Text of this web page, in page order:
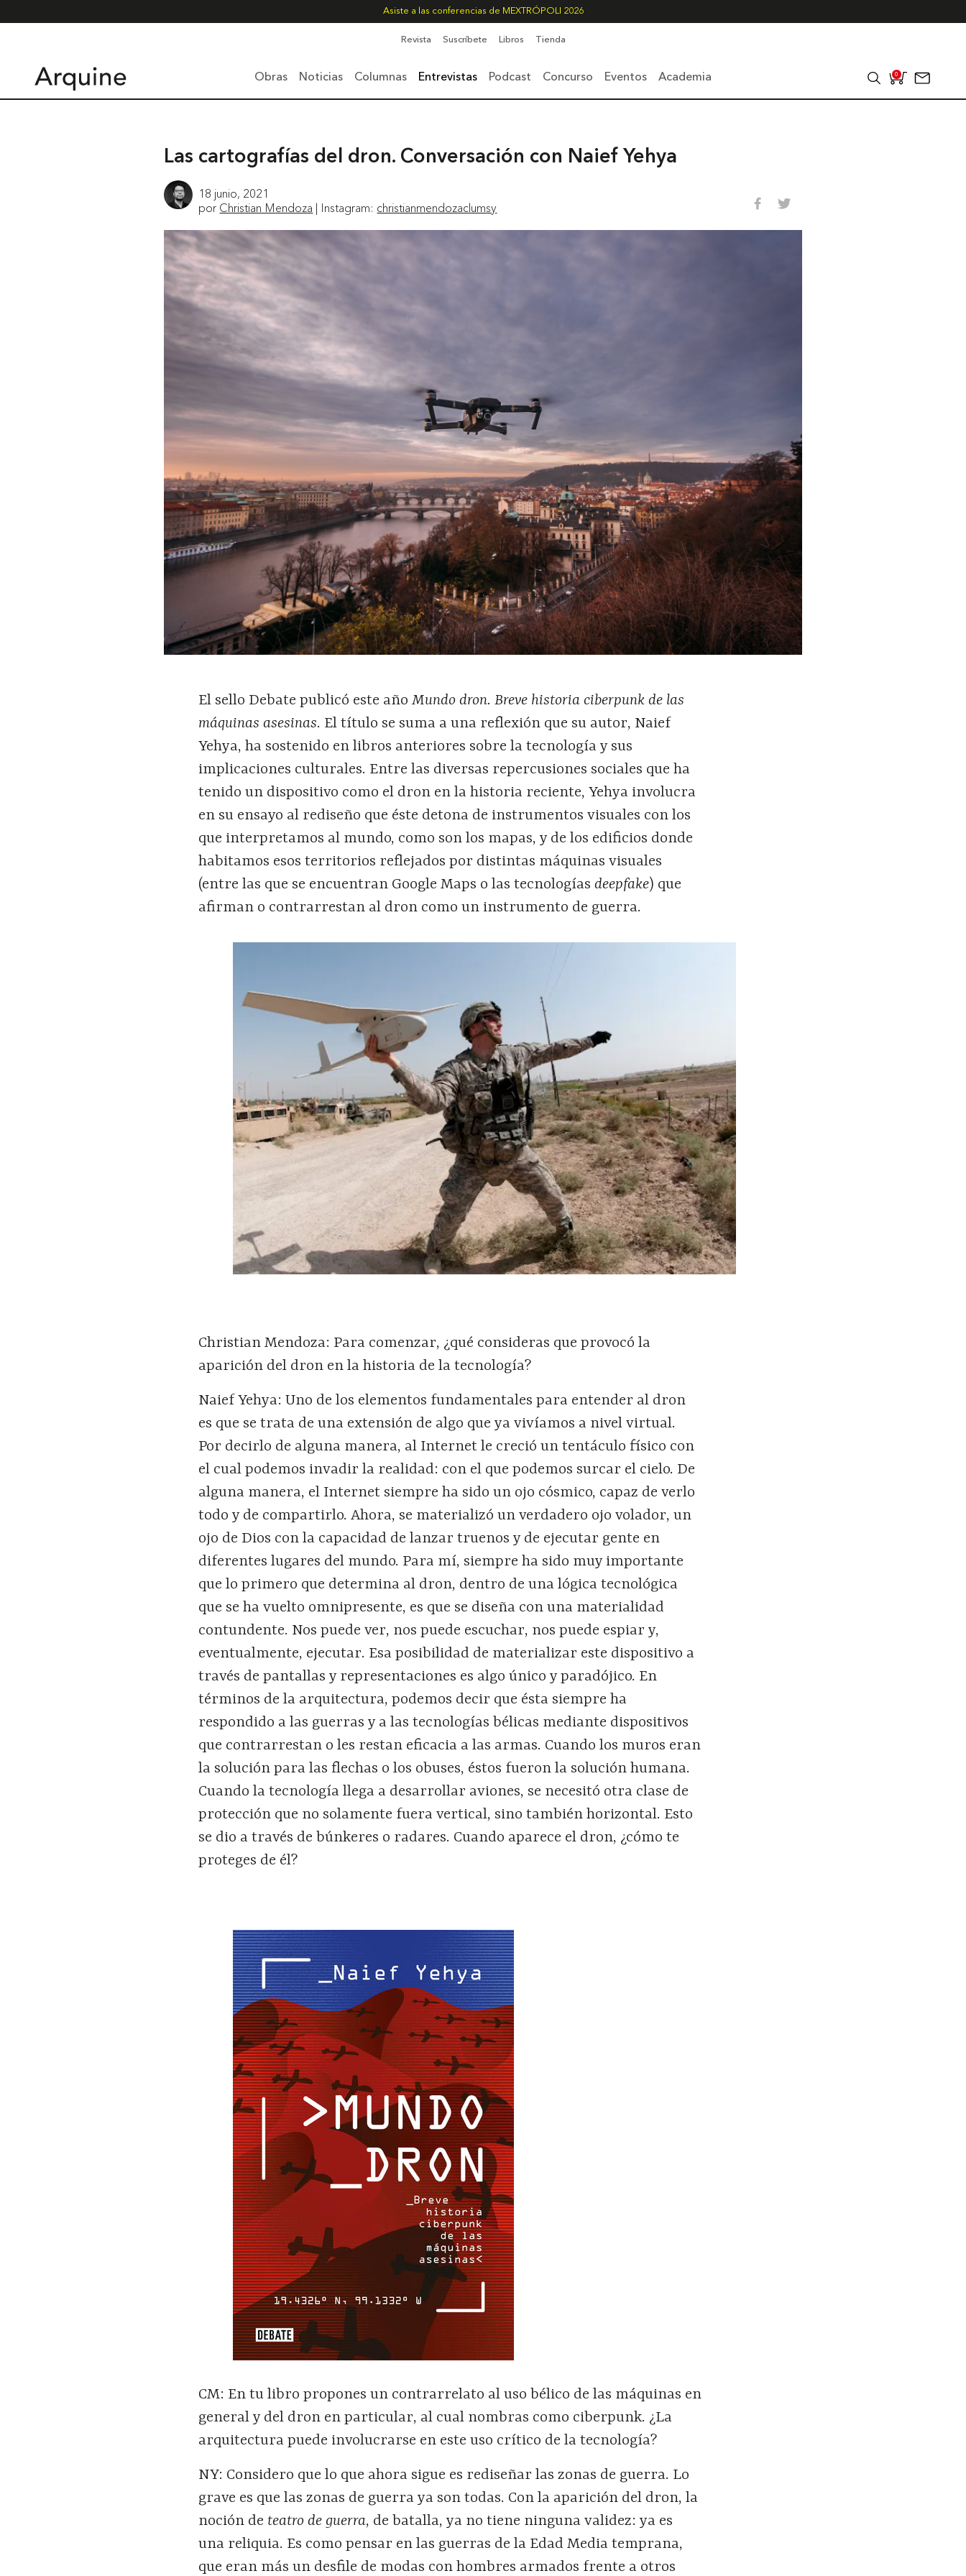
Asiste a las conferencias de MEXTRÓPOLI 2026
Revista Suscríbete Libros Tienda
Obras Noticias Columnas Entrevistas Podcast Concurso Eventos Academia 0
Las cartografías del dron. Conversación con Naief Yehya
18 junio, 2021
por Christian Mendoza | Instagram: christianmendozaclumsy
El sello Debate publicó este añoMundo dron. Breve historia ciberpunk de las
máquinas asesinas. El título se suma a una reflexión que su autor, Naief
Yehya, ha sostenido en libros anteriores sobre la tecnología y sus
implicaciones culturales. Entre las diversas repercusiones sociales que ha
tenido un dispositivo como el dron en la historia reciente, Yehya involucra
en su ensayo al rediseño que éste detona de instrumentos visuales con los
que interpretamos al mundo, como son los mapas, y de los edificios donde
habitamos esos territorios reflejados por distintas máquinas visuales
(entre las que se encuentran Google Maps o las tecnologíasdeepfake) que
afirman o contrarrestan al dron como un instrumento de guerra.
Christian Mendoza: Para comenzar, ¿qué consideras que provocó la
aparición del dron en la historia de la tecnología?
Naief Yehya: Uno de los elementos fundamentales para entender al dron
es que se trata de una extensión de algo que ya vivíamos a nivel virtual.
Por decirlo de alguna manera, al Internet le creció un tentáculo físico con
el cual podemos invadir la realidad: con el que podemos surcar el cielo. De
alguna manera, el Internet siempre ha sido un ojo cósmico, capaz de verlo
todo y de compartirlo. Ahora, se materializó un verdadero ojo volador, un
ojo de Dios con la capacidad de lanzar truenos y de ejecutar gente en
diferentes lugares del mundo. Para mí, siempre ha sido muy importante
que lo primero que determina al dron, dentro de una lógica tecnológica
que se ha vuelto omnipresente, es que se diseña con una materialidad
contundente. Nos puede ver, nos puede escuchar, nos puede espiar y,
eventualmente, ejecutar. Esa posibilidad de materializar este dispositivo a
través de pantallas y representaciones es algo único y paradójico. En
términos de la arquitectura, podemos decir que ésta siempre ha
respondido a las guerras y a las tecnologías bélicas mediante dispositivos
que contrarrestan o les restan eficacia a las armas. Cuando los muros eran
la solución para las flechas o los obuses, éstos fueron la solución humana.
Cuando la tecnología llega a desarrollar aviones, se necesitó otra clase de
protección que no solamente fuera vertical, sino también horizontal. Esto
se dio a través de búnkeres o radares. Cuando aparece el dron, ¿cómo te
proteges de él?
CM: En tu libro propones un contrarrelato al uso bélico de las máquinas en
general y del dron en particular, al cual nombras como ciberpunk. ¿La
arquitectura puede involucrarse en este uso crítico de la tecnología?
NY: Considero que lo que ahora sigue es rediseñar las zonas de guerra. Lo
grave es que las zonas de guerra ya son todas. Con la aparición del dron, la
noción de teatro de guerra, de batalla, ya no tiene ninguna validez: ya es
una reliquia. Es como pensar en las guerras de la Edad Media temprana,
que eran más un desfile de modas con hombres armados frente a otros